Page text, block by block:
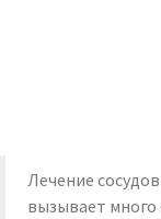
Лечение
вызывает